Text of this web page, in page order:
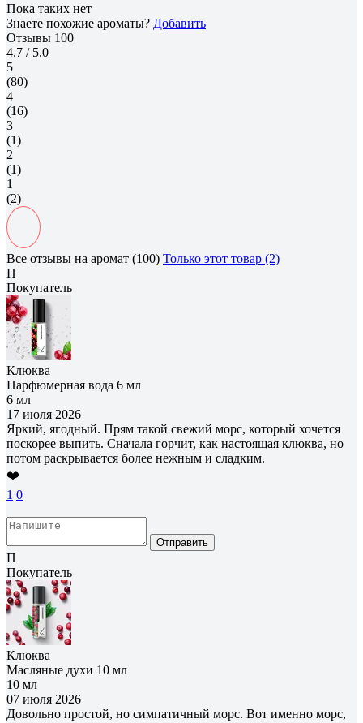
Пока таких нет
Знаете похожие ароматы? Добавить
Отзывы 100
4.7 / 5.0
5
(80)
4
(16)
3
(1)
2
(1)
1
(2)
Все отзывы на аромат (100) Только этот товар (2)
П
Покупатель
Клюква
Парфюмерная вода 6 мл
6 мл
17 июля 2026
Яркий, ягодный. Прям такой свежий морс, который хочется
поскорее выпить. Сначала горчит, как настоящая клюква, но
потом раскрывается более нежным и сладким.
❤️
1 0
Отправить
П
Покупатель
Клюква
Масляные духи 10 мл
10 мл
07 июля 2026
Довольно простой, но симпатичный морс. Вот именно морс,